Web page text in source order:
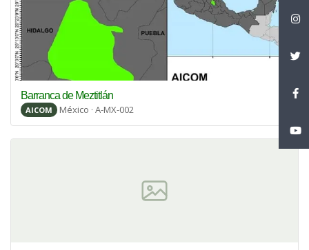
Barranca de Meztitlán
AICOM México · A-MX-002